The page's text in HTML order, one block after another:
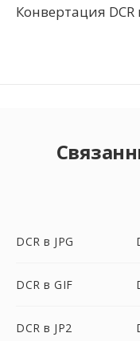
Конвертация DCR
DCR в JPG
DCR в GIF
DCR в JP2